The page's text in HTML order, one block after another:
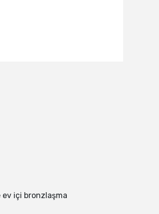
içi bronzlaşma